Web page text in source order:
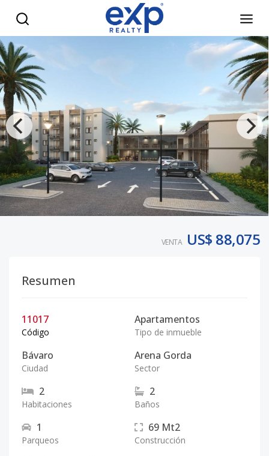
VENTA US$ 88,075
Resumen
11017
Código
Apartamentos
Tipo de inmueble
Bávaro
Ciudad
Arena Gorda
Sector
2
Habitaciones
2
Baños
1
Parqueos
69 Mt2
Construcción
apartamento en venta en punta cana - eXp Realty